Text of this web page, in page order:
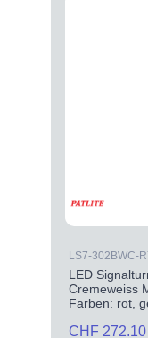
LS7-302BWC-
LED
Cremeweiss
Farben: rot,
CHF 272.10